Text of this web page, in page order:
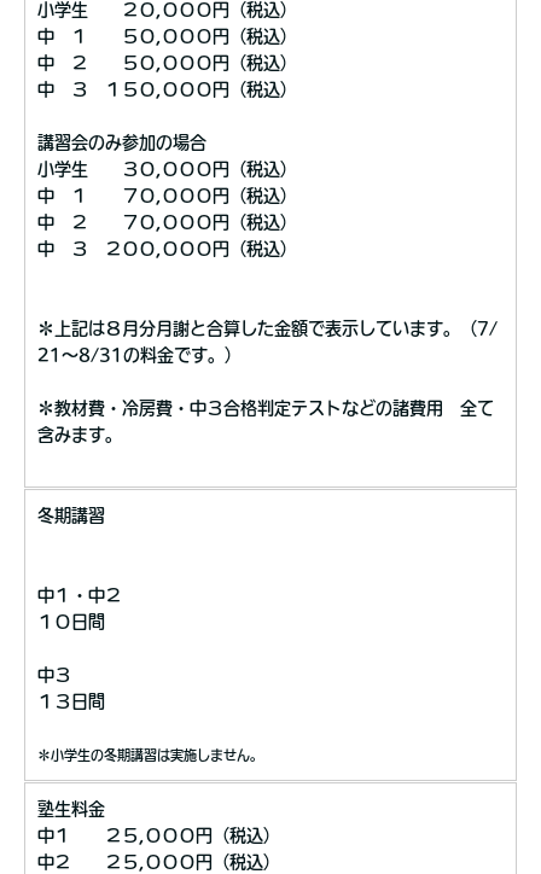
小学生 ２０,０００円（税込）
中 １ ５０,０００円（税込）
中 ２ ５０,０００円（税込）
中 ３ １５０,０００円（税込）
講習会のみ参加の場合
小学生 ３０,０００円（税込）
中 １ ７０,０００円（税込）
中 ２ ７０,０００円（税込）
中 ３ ２００,０００円（税込）
＊上記は８月分月謝と合算した金額で表示しています。（7/
21〜8/31の料金です。）
＊教材費・冷房費・中３合格判定テストなどの諸費用 全て
含みます。
冬期講習
中１・中２
１０日間
中３
１３日間
＊小学生の冬期講習は実施しません。
塾生料金
中１ ２５,０００円（税込）
中２ ２５,０００円（税込）